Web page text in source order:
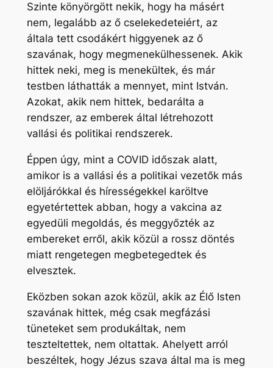
Szinte könyörgött nekik, hogy ha másért
nem, legalább az ő cselekedeteiért, az
általa tett csodákért higgyenek az ő
szavának, hogy megmenekülhessenek. Akik
hittek neki, meg is menekültek, és már
testben láthatták a mennyet, mint István.
Azokat, akik nem hittek, bedarálta a
rendszer, az emberek által létrehozott
vallási és politikai rendszerek.
Éppen úgy, mint a COVID időszak alatt,
amikor is a vallási és a politikai vezetők más
elöljárókkal és hírességekkel karöltve
egyetértettek abban, hogy a vakcina az
egyedüli megoldás, és meggyőzték az
embereket erről, akik közül a rossz döntés
miatt rengetegen megbetegedtek és
elvesztek.
Eközben sokan azok közül, akik az Élő Isten
szavának hittek, még csak megfázási
tüneteket sem produkáltak, nem
teszteltettek, nem oltattak. Ahelyett arról
beszéltek, hogy Jézus szava által ma is meg